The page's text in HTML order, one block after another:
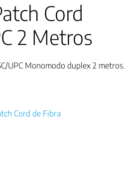
Cord
2 Metros
UPC Monomodo duplex 2 metros.
Cord de Fibra